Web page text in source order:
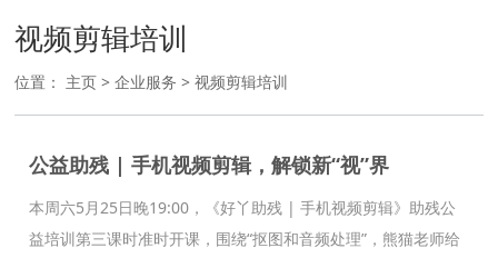
视频剪辑培训
位置： 主页 >企业服务 >视频剪辑培训
公益助残 | 手机视频剪辑，解锁新“视”界
本周六5月25日晚19:00，《好丫助残 | 手机视频剪辑》助残公
益培训第三课时准时开课，围绕“抠图和音频处理”，熊猫老师给